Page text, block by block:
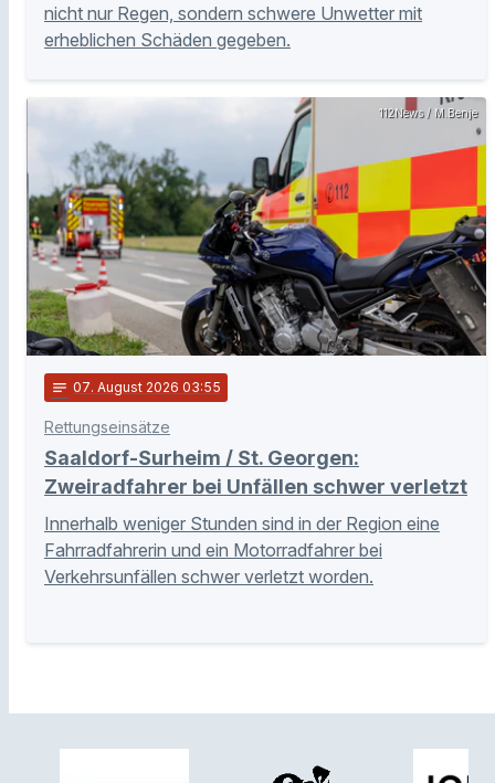
nicht nur Regen, sondern schwere Unwetter mit
erheblichen Schäden gegeben.
112News / M.Benje
notes 07. August 2026 03:55
Rettungseinsätze
Saaldorf-Surheim / St. Georgen:
Zweiradfahrer bei Unfällen schwer verletzt
Innerhalb weniger Stunden sind in der Region eine
Fahrradfahrerin und ein Motorradfahrer bei
Verkehrsunfällen schwer verletzt worden.